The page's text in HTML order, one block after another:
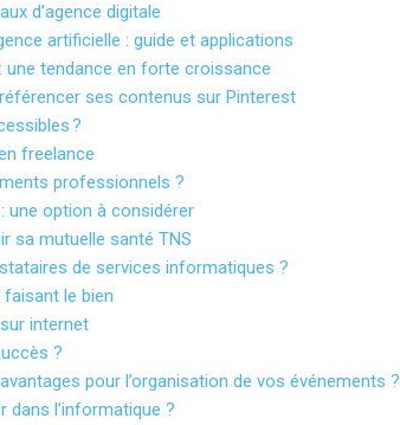
d’agence digitale
artificielle : guide et applications
une tendance en forte croissance
ses contenus sur Pinterest
?
freelance
professionnels ?
une option à considérer
sa mutuelle santé TNS
de services informatiques ?
faisant le bien
internet
?
pour l’organisation de vos événements ?
dans l’informatique ?